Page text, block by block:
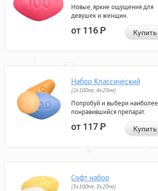
Новые, яркие ощущения для
девушек и женщин.
от 116Р Купить
Набор Классический
(2x100мг, 4x20мг)
Попробуй и выбери наиболее
понравившийся препарат.
от 117Р Купить
Софт набор
(3x100мг, 3x20мг)